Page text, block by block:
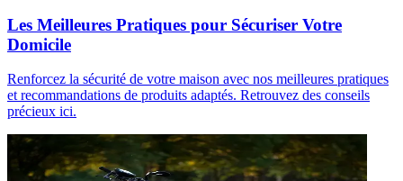
Les Meilleures Pratiques pour Sécuriser Votre
Domicile
Renforcez la sécurité de votre maison avec nos meilleures pratiques
et recommandations de produits adaptés. Retrouvez des conseils
précieux ici.